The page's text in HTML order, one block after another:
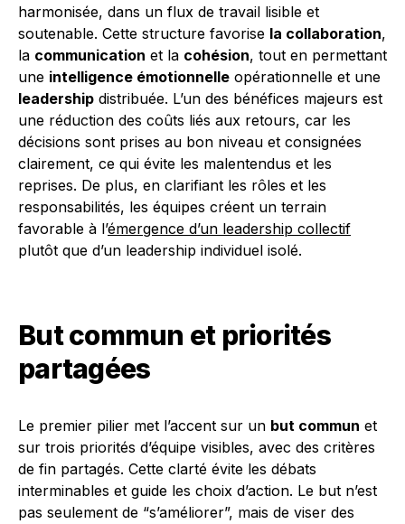
harmonisée, dans un flux de travail lisible et
soutenable. Cette structure favorise la collaboration,
la communication et la cohésion, tout en permettant
une intelligence émotionnelle opérationnelle et une
leadership distribuée. L’un des bénéfices majeurs est
une réduction des coûts liés aux retours, car les
décisions sont prises au bon niveau et consignées
clairement, ce qui évite les malentendus et les
reprises. De plus, en clarifiant les rôles et les
responsabilités, les équipes créent un terrain
favorable à l’émergence d’un leadership collectif
plutôt que d’un leadership individuel isolé.
But commun et priorités
partagées
Le premier pilier met l’accent sur un but commun et
sur trois priorités d’équipe visibles, avec des critères
de fin partagés. Cette clarté évite les débats
interminables et guide les choix d’action. Le but n’est
pas seulement de “s’améliorer”, mais de viser des